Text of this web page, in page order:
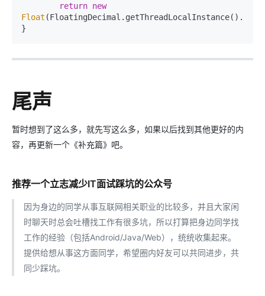
return new
Float
尾声
暂时想到了这么多，就先写这么多，如果以后找到其他更好的内
容，再更新一个《补充篇》吧。
推荐一个立志减少IT面试踩坑的公众号
因为身边的同学从事互联网相关职业的比较多，并且大家闲
时聊天时总会吐槽找工作有很多坑，所以打算把身边同学找
工作的经验（包括Android/Java/Web），统统收集起来。
提供给想从事这方面同学，希望圈内好友可以共同进步，共
同少踩坑。